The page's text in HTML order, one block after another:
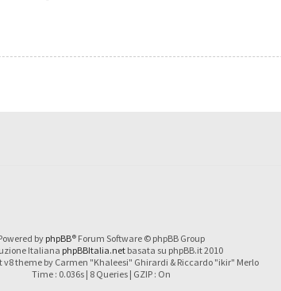
byphpBB® Forum Software © phpBB Group
Italiana phpBBItalia.netbasata su phpBB.it 2010
v8 theme by Carmen "Khaleesi" Ghirardi & Riccardo "ikir" Merlo
Time : 0.036s | 8 Queries | GZIP : On